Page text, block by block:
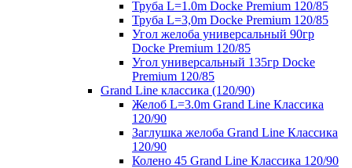
Труба L=1.0m Docke Premium 120/85
Труба L=3,0m Docke Premium 120/85
Угол желоба универсальный 90гр
Docke Premium 120/85
Угол универсальный 135гр Docke
Premium 120/85
Grand Line классика (120/90)
Желоб L=3.0m Grand Line Классика
120/90
Заглушка желоба Grand Line Классика
120/90
Колено 45 Grand Line Классика 120/90